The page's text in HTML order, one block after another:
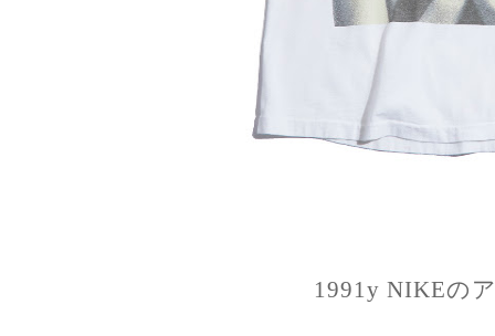
1991y NIKEの